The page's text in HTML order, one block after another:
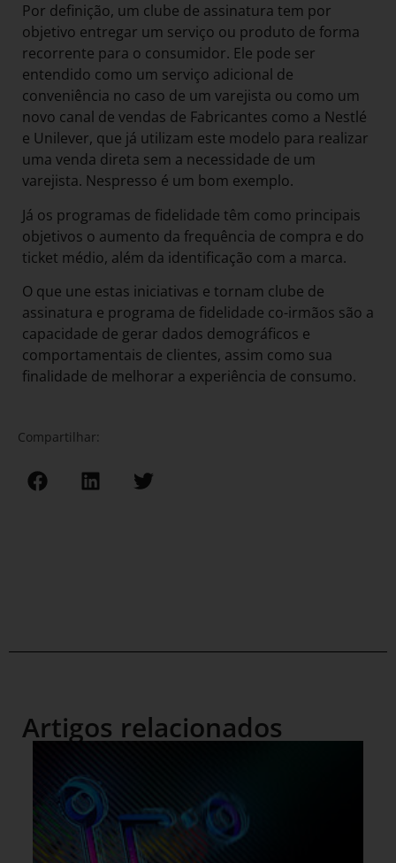
Por definição, um clube de assinatura tem por
objetivo entregar um serviço ou produto de forma
recorrente para o consumidor. Ele pode ser
entendido como um serviço adicional de
conveniência no caso de um varejista ou como um
novo canal de vendas de Fabricantes como a Nestlé
e Unilever, que já utilizam este modelo para realizar
uma venda direta sem a necessidade de um
varejista. Nespresso é um bom exemplo.
Já os programas de fidelidade têm como principais
objetivos o aumento da frequência de compra e do
ticket médio, além da identificação com a marca.
O que une estas iniciativas e tornam clube de
assinatura e programa de fidelidade co-irmãos são a
capacidade de gerar dados demográficos e
comportamentais de clientes, assim como sua
finalidade de melhorar a experiência de consumo.
Compartilhar:
Artigos relacionados